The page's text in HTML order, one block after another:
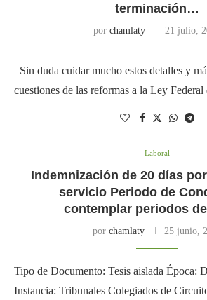
terminación…
por chamlaty 21 julio,
Sin duda cuidar mucho estos detalles y
cuestiones de las reformas a la Ley Federal
Laboral
Indemnización de 20 días
servicio Periodo de
contemplar periodos
por chamlaty 25 junio,
Tipo de Documento: Tesis aislada Época:
Instancia: Tribunales Colegiados de